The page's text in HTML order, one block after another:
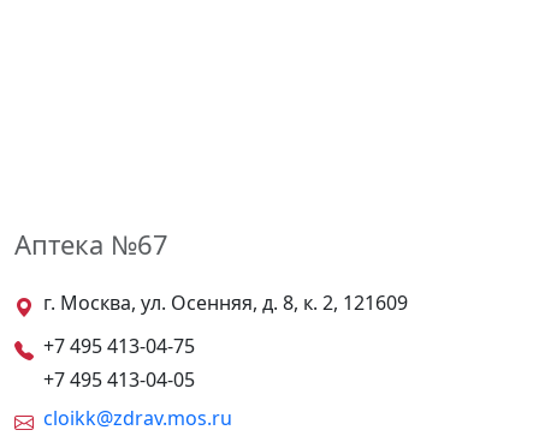
Аптека №67
г. Москва, ул. Осенняя, д. 8, к. 2, 121609
+7 495 413-04-75
+7 495 413-04-05
cloikk@zdrav.mos.ru